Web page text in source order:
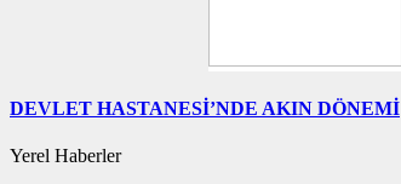
DEVLET HASTANESİ’NDE AKIN DÖNEMİ
Yerel Haberler